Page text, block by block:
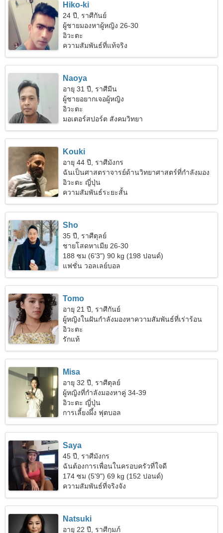
Hiko-ki
24 ปี, ราศีกันย์
ผู้ชายมองหาผู้หญิง 26-30
อิวะตะ
ความสัมพันธ์ที่แท้จริง
Naoya
อายุ 31 ปี, ราศีมีน
ผู้ชายอยากเจอผู้หญิง
อิวะตะ
มอเตอร์สปอร์ต สังคมวิทยา
Kouki
อายุ 44 ปี, ราศีมังกร
ฉันเป็นศาสตราจารย์ด้านวิทยาศาสตร์ที่กำลังมอง
หาผู้หญิงในฝัน
อิวะตะ ญี่ปุ่น
ความสัมพันธ์ระยะสั้น
Sho
35 ปี, ราศีตุลย์
ชายโสดหาเมีย 26-30
188 ซม (6'3") 90 kg (198 ปอนด์)
แฟชั่น วอลเลย์บอล
Tomo
อายุ 21 ปี, ราศีกันย์
ผู้หญิงในฝันกำลังมองหาความสัมพันธ์ที่เร่าร้อน
อิวะตะ
รักแท้
Misa
อายุ 32 ปี, ราศีตุลย์
ผู้หญิงที่กำลังมองหาคู่ 34-39
อิวะตะ ญี่ปุ่น
การเลี้ยงผึ้ง ฟุตบอล
Saya
45 ปี, ราศีมังกร
ฉันต้องการเพื่อนในครอบครัวที่ใจดี
174 ซม (5'9") 69 kg (152 ปอนด์)
ความสัมพันธ์ที่จริงจัง
Natsuki
อายุ 22 ปี, ราศีกุมภ์